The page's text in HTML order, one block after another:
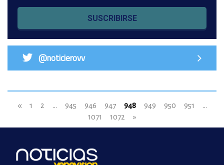
SUSCRIBIRSE
@noticierovv
« 1 2 ... 945 946 947 948 949 950 951
...
1071
1072 »